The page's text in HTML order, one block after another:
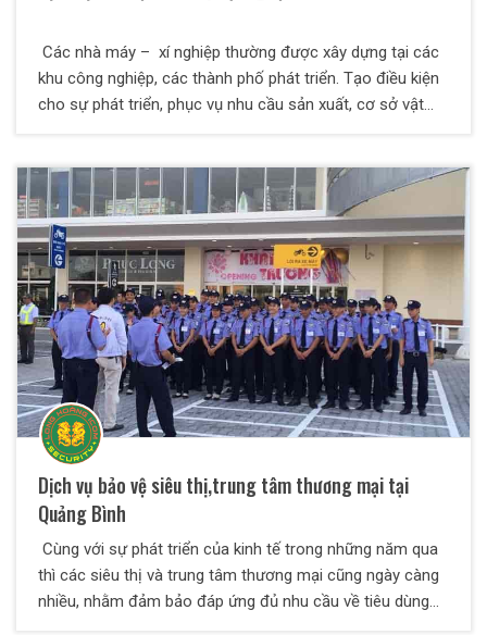
Các nhà máy – xí nghiệp thường được xây dựng tại các
khu công nghiệp, các thành phố phát triển. Tạo điều kiện
cho sự phát triển, phục vụ nhu cầu sản xuất, cơ sở vật
nâng cao đời sống nhân dân. Tuy nhiên bên cạnh sự phát
triển đó cũng phát sinh nhiều tệ nạn xã hội, nhiều công
nhân bị các đối tượng xấu lôi kéo phạm tội. Mục tiêu của
những đối tượng xấu là tài sản hàng hóa của nhà máy,
nhiều đối tượng còn có hành vi xấu xâm nhập vào nhà
máy nhằm phá hoại tài sản, cơ sở vật chất gây ảnh
hưởng tới hoạt động sản xuất của nhà máy. Chính vì thế
mà để duy trì hoạt động sản xuất của nhà máy được diễn
ra bình thường cần phải có một đội ngũ nhân viên bảo vệ,
với những kỹ năng và nghiệp vụ xử lý tình huống chuyên
nghiệp đứng ra đảm trách nhiệm vụ này.
Dịch vụ bảo vệ siêu thị,trung tâm thương mại tại
Quảng Bình
Cùng với sự phát triển của kinh tế trong những năm qua
thì các siêu thị và trung tâm thương mại cũng ngày càng
nhiều, nhằm đảm bảo đáp ứng đủ nhu cầu về tiêu dùng